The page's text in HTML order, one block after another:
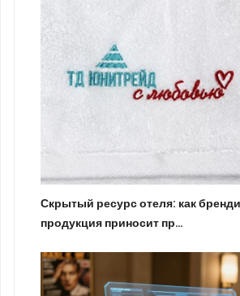
Скрытый ресурс отеля: как
продукция приносит пр…